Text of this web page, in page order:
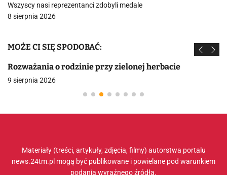
Wszyscy nasi reprezentanci zdobyli medale
8 sierpnia 2026
MOŻE CI SIĘ SPODOBAĆ:
Rozważania o rodzinie przy zielonej herbacie
9 sierpnia 2026
Materiały (treści, artykuły, zdjęcia, filmy) autorstwa portalu
news.24tm.pl mogą być publikowane i powielane pod warunkiem
podania wyraźnego źródła.